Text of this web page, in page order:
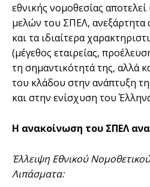
εθνικής νομοθεσίας
μελών του ΣΠΕΛ, ανεξάρτητα
και τα ιδιαίτερα
(μέγεθος εταιρείας,
τη σημαντικότητά της, αλλά
του κλάδου στην ανάπτυξη
και στην ενίσχυση του
Η ανακοίνωση του ΣΠΕΛ
Έλλειψη Εθνικού
Λιπάσματα: